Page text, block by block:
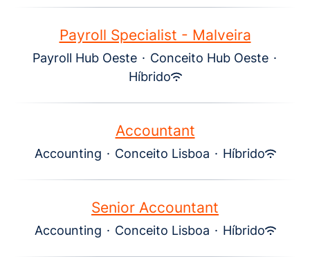
Payroll Specialist - Malveira
Payroll Hub Oeste · Conceito Hub Oeste ·
Híbrido
Accountant
Accounting · Conceito Lisboa · Híbrido
Senior Accountant
Accounting · Conceito Lisboa · Híbrido